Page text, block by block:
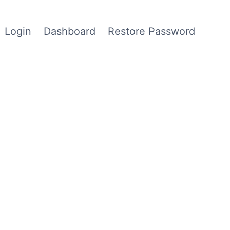
Login Dashboard Restore Password